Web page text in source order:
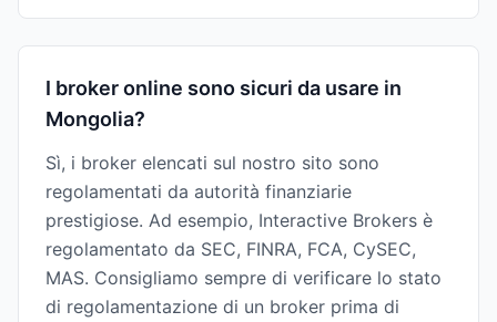
I broker online sono sicuri da usare in
Mongolia?
Sì, i broker elencati sul nostro sito sono
regolamentati da autorità finanziarie
prestigiose. Ad esempio, Interactive Brokers è
regolamentato da SEC, FINRA, FCA, CySEC,
MAS. Consigliamo sempre di verificare lo stato
di regolamentazione di un broker prima di